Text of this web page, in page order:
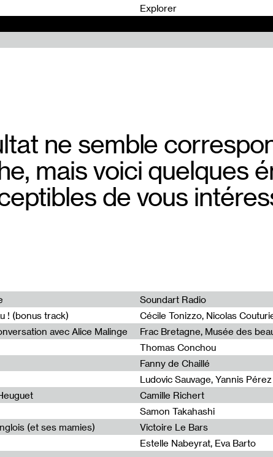
Explorer
ne semble
mais voici quelques
de vous
Soundart Radio
! (bonus track)
avec Alice Malinge
Thomas Conchou
Fanny de Chaillé
Ludovic Sauvage, Yannis Pérez
Camille Richert
Samon Takahashi
(et ses mamies) Victoire Le Bars
Estelle Nabeyrat, Eva Barto